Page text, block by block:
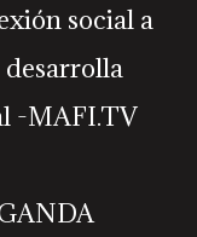
social a
desarrolla
-MAFI.TV